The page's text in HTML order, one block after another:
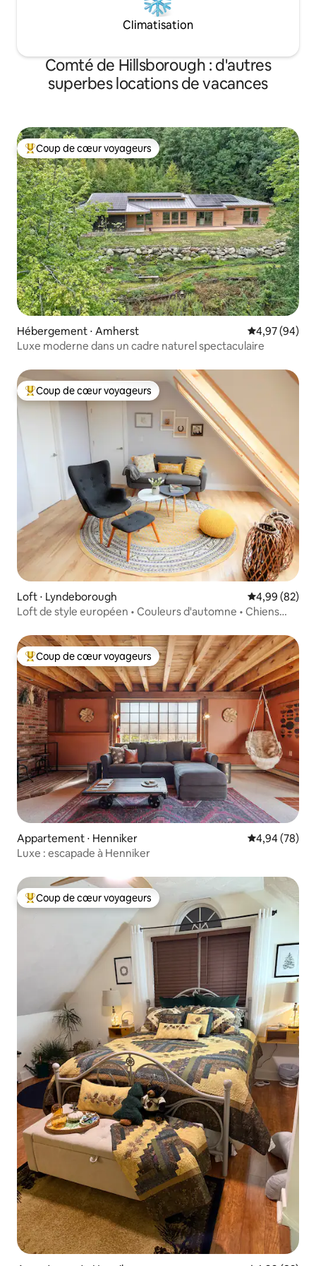
Climatisation
Comté de Hillsborough : d'autres
superbes locations de vacances
Coups de cœur voyageurs les plus appréciés
Coup de cœur voyageurs
Hébergement ⋅ Amherst Évaluation
4,97 (94)
Luxe moderne dans un cadre naturel spectaculaire
Coups de cœur voyageurs les plus appréciés
Coup de cœur voyageurs
Loft ⋅ Lyndeborough Évaluation
4,99 (82)
Loft de style européen • Couleurs d'automne • Chiens
Coups de cœur voyageurs les plus appréciés
Coup de cœur voyageurs
Appartement ⋅ Henniker Évaluation
4,94 (78)
Luxe : escapade à Henniker
Coups de cœur voyageurs les plus appréciés
Coup de cœur voyageurs